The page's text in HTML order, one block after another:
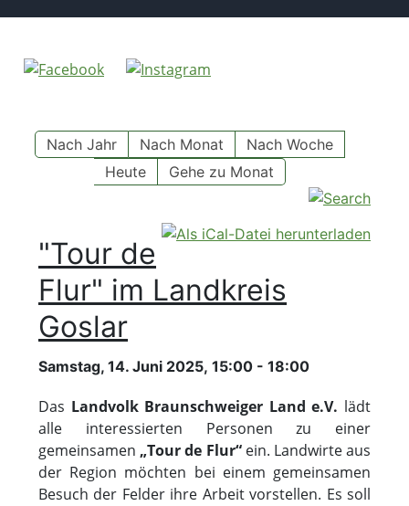
Nach Jahr Nach Monat
Nach Woche
Heute
Gehe zu Monat
"Tour de
Flur" im Landkreis
Goslar
Samstag, 14. Juni 2025, 15:00 - 18:00
Das Landvolk Braunschweiger Land e.V. lädt
alle interessierten Personen zu einer
gemeinsamen „Tour de Flur“ein. Landwirte aus
der Region möchten bei einem gemeinsamen
Besuch der Felder ihre Arbeit vorstellen. Es soll